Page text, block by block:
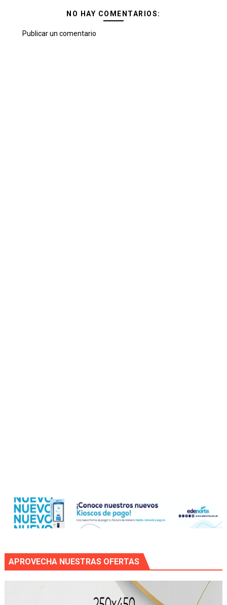
NO HAY COMENTARIOS:
Publicar un comentario
APROVECHA NUESTRAS OFERTAS